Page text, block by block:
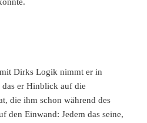
Dirks Logik nimmt er in
er Hinblick auf die
die ihm schon während des
den Einwand: Jedem das seine,